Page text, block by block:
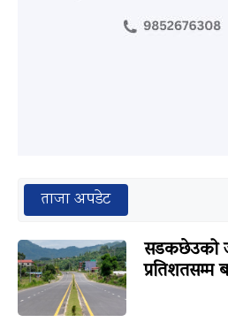
ताजा अपडेट
सडकछेउको
प्रतिशतसम्म